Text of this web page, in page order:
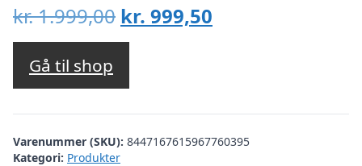
kr.1.999,00 Den
oprindelige
var:
kr. 1.999,00.
kr. 999,50
kr. 999,50.
Gå til shop
Varenummer (SKU): 8447167615967760395
Kategori: Produkter